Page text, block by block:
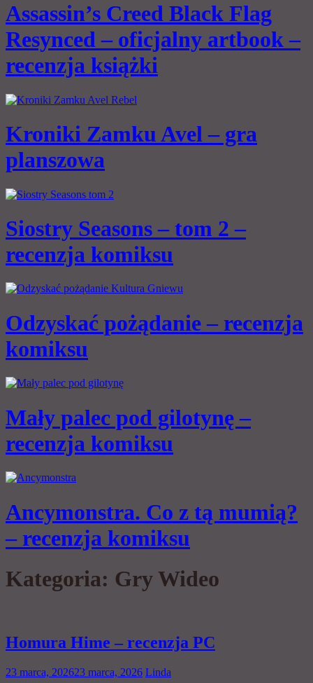
Assassin’s Creed Black Flag
Resynced – oficjalny artbook –
recenzja książki
Kroniki Zamku Avel – gra
planszowa
Siostry Seasons – tom 2 –
recenzja komiksu
Odzyskać pożądanie – recenzja
komiksu
Mały palec pod gilotynę –
recenzja komiksu
Ancymonstra. Co z tą mumią?
– recenzja komiksu
Kategoria: Gry Wideo
Homura Hime – recenzja PC
23 marca, 202623 marca, 2026 Linda